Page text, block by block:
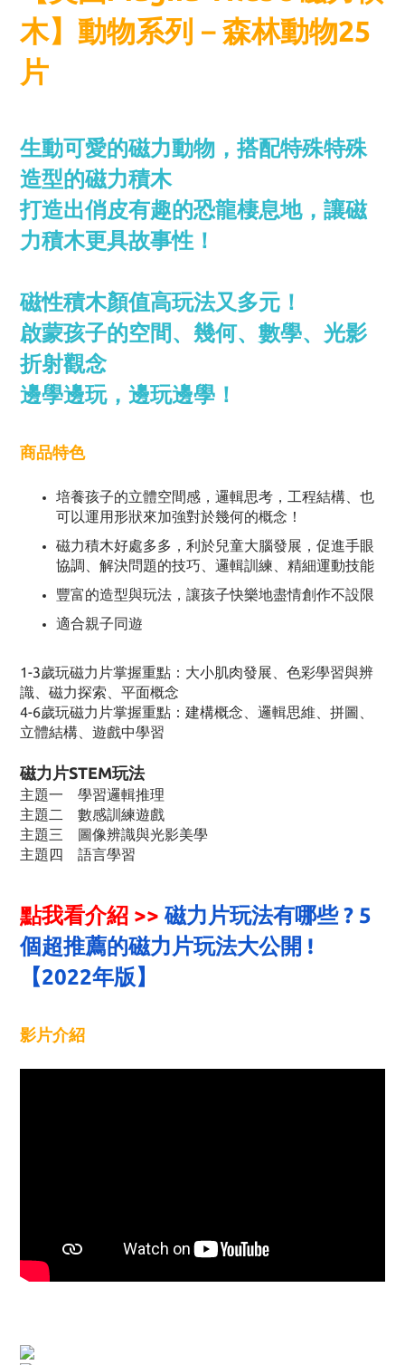
木】動物系列－森林動物25
片
生動可愛的磁力動物，搭配特殊特殊
造型的磁力積木
打造出俏皮有趣的恐龍棲息地，讓磁
力積木更具故事性！
磁性積木顏值高玩法又多元！
啟蒙孩子的空間、幾何、數學、光影
折射觀念
邊學邊玩，邊玩邊學！
商品特色
培養孩子的立體空間感，邏輯思考，工程結構、也
可以運用形狀來加強對於幾何的概念！
磁力積木好處多多，利於兒童大腦發展，促進手眼
協調、解決問題的技巧、邏輯訓練、精細運動技能
豐富的造型與玩法，讓孩子快樂地盡情創作不設限
適合親子同遊
1-3歲玩磁力片掌握重點：大小肌肉發展、色彩學習與辨
識、磁力探索、平面概念
4-6歲玩磁力片掌握重點：建構概念、邏輯思維、拼圖、
立體結構、遊戲中學習
磁力片STEM玩法
主題一 學習邏輯推理
主題二 數感訓練遊戲
主題三 圖像辨識與光影美學
主題四
語言學習
點我看介紹 >> 磁力片玩法有哪些 ? 5
個超推薦的磁力片玩法大公開 !
【2022年版】
影片介紹